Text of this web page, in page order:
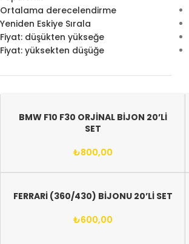
Ortalama derecelendirme
Yeniden Eskiye Sırala
Fiyat: düşükten yükseğe
Fiyat: yüksekten düşüğe
BMW F10 F30 ORJİNAL BİJON 20’Lİ
SET
₺800,00
FERRARİ (360/430) BİJONU 20’Lİ SET
₺600,00